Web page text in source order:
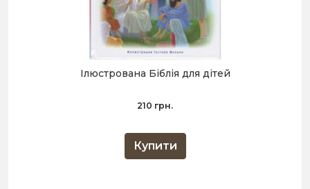
Ілюстрована Біблія для дітей
210 грн.
Купити